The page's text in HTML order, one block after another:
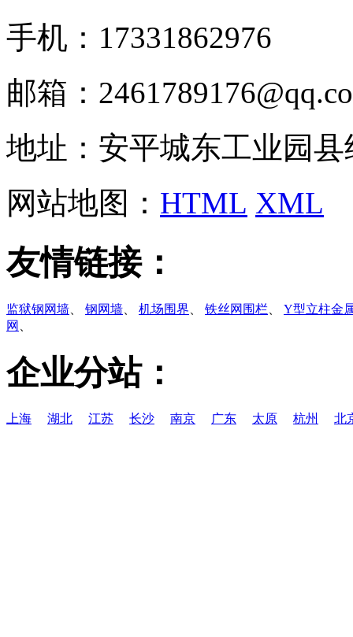
手机：17331862976
邮箱：
地址：安平城东工业园县
网站地图： HTML XML
友情链接：
监狱钢网墙 钢网墙 机场围界 铁丝网围栏
Y型立柱金
网
企业分站：
上海 湖北 江苏 长沙 南京 广东 太原 杭州 北